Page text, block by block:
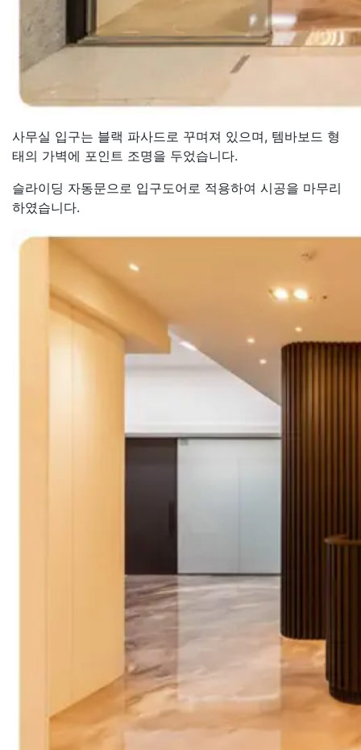
사무실 입구는 블랙 파사드로 꾸며져 있으며, 템바보드 형
태의 가벽에 포인트 조명을 두었습니다.
슬라이딩 자동문으로 입구도어로 적용하여 시공을 마무리
하였습니다.